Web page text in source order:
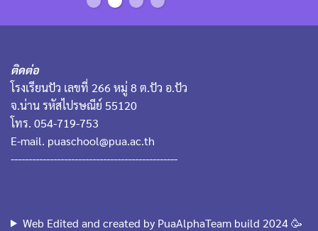
ติดต่อ
โรงเรียนปัว เลขที่ 266 หมู่ 8 ต.ปัว อ.ปัว
จ.น่าน รหัสไปรษณีย์ 55120
โทร. 054-719-753
E-mail. puaschool@pua.ac.th
-----------------------------------------------
Web Edited and created by PuaAlphaTeam build 2024 🥳